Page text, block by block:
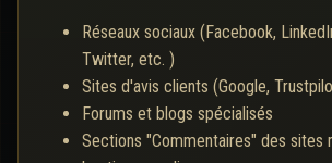
Réseaux sociaux (Facebook,
Twitter, etc. )
Sites d'avis clients (Google,
Forums et blogs spécialisés
Sections "Commentaires" des sites